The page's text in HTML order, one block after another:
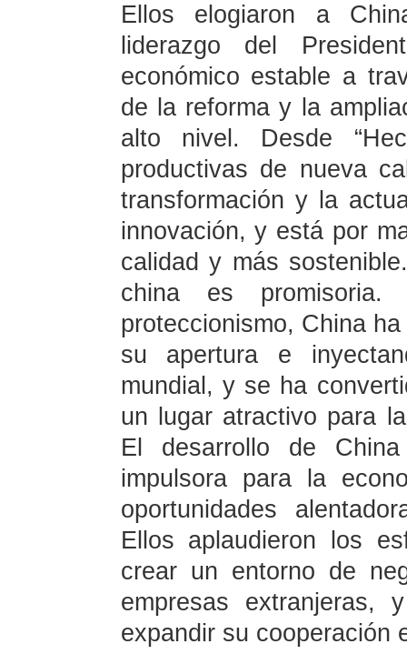
Ellos elogiaron a
liderazgo del
económico estable a
de la reforma y la
alto nivel. Desde
productivas de nueva
transformación y la
innovación, y está por
calidad y más
china es
proteccionismo, China
su apertura e
mundial, y se ha
un lugar atractivo para
El desarrollo de
impulsora para la
oportunidades
Ellos aplaudieron los
crear un entorno de
empresas extranjeras,
expandir su cooperación